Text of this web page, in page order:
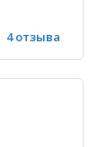
4 отзыва